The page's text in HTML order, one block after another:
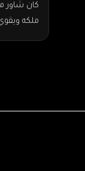
كان شاور
ملكه